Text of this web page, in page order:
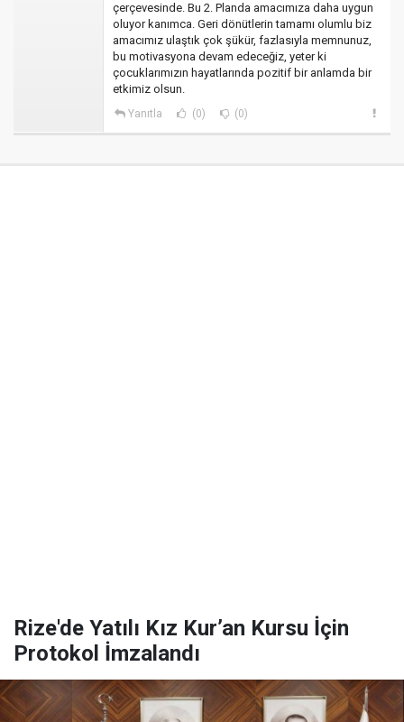
çerçevesinde. Bu 2. Planda amacımıza daha uygun
oluyor kanımca. Geri dönütlerin tamamı olumlu biz
amacımız ulaştık çok şükür, fazlasıyla memnunuz,
bu motivasyona devam edeceğiz, yeter ki
çocuklarımızın hayatlarında pozitif bir anlamda bir
etkimiz olsun.
Yanıtla (0) (0)
Rize'de Yatılı Kız Kur’an Kursu İçin
Protokol İmzalandı